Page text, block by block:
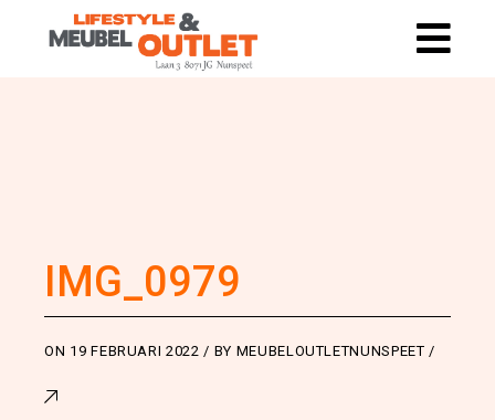
IMG_0979
ON 19 FEBRUARI 2022 BY MEUBELOUTLETNUNSPEET